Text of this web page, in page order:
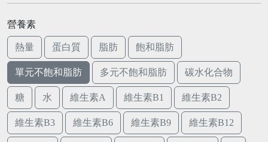
營養素
熱量 蛋白質 脂肪 飽和脂肪
單元不飽和脂肪 多元不飽和脂肪 碳水化合物
糖 水 維生素A 維生素B1 維生素B2
維生素B3 維生素B6 維生素B9 維生素B12